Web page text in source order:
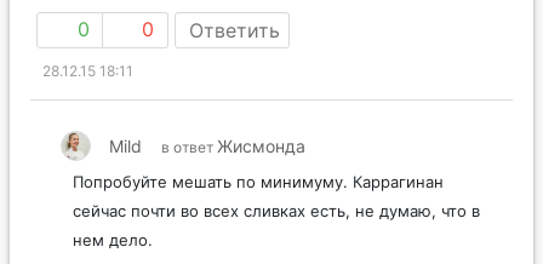
0 0 Ответить
28.12.15 18:11
Mild в ответ Жисмонда
Попробуйте мешать по минимуму. Каррагинан
сейчас почти во всех сливках есть, не думаю, что в
нем дело.